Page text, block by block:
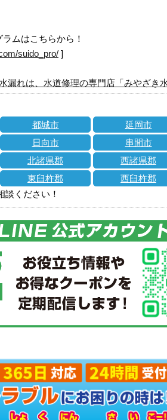
ムはこちらから！
suido_pro/ ]
漏れは、水道修理の専門店「みやざき
都城市 延岡市
日向市 串間市
北諸県郡 西諸県郡
東臼杵郡
西臼杵郡
談ください！